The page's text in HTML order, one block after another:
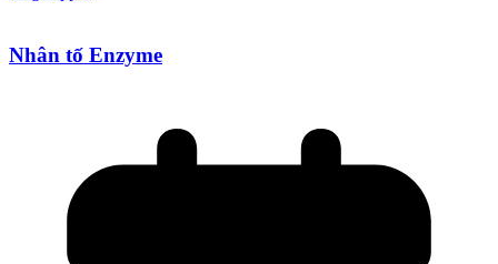
Nhân tố Enzyme